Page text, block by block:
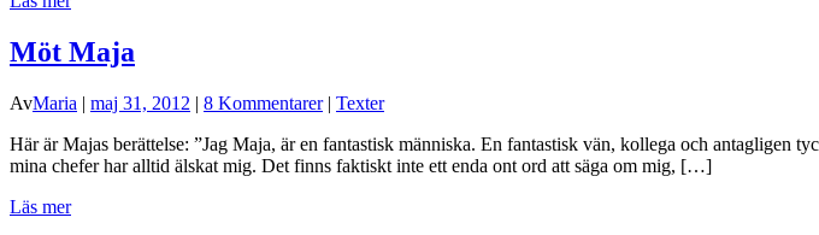
Möt Maja
AvMaria | maj 31, 2012 | 8 Kommentarer| Texter
Här är Majas berättelse: ”Jag Maja, är en fantastisk människa. En fantastisk vän, kollega och antagligen
mina chefer har alltid älskat mig. Det finns faktiskt inte ett enda ont ord att säga om mig, […]
Läs mer